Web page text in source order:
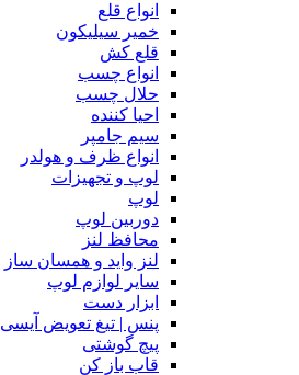
انواع قلع
خمیر سیلیکون
قلع کش
انواع چسب
حلال چسب
احیا کننده
سیم جامپر
انواع ظرف و هولدر
لوپ و تجهیزات
لوپ
دوربین لوپ
محافظ لنز
لنز واید و همسان ساز
سایر لوازم لوپ
ابزار دست
پنس | تیغ تعویض آیسی
پیچ گوشتی
قاب باز کن